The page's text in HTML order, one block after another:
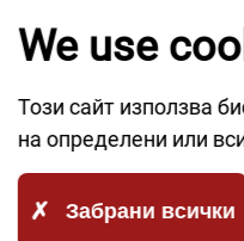
A
We use
Този сайт използва
на определени или
Забрани всички